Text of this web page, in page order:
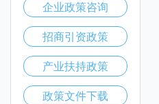
企业政策咨询
招商引资政策
产业扶持政策
政策文件下载